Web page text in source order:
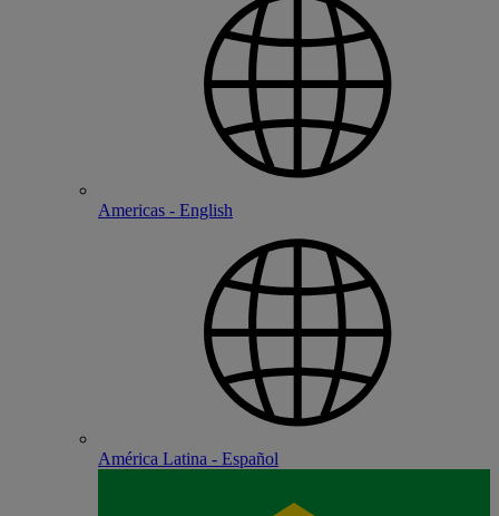
Americas - English
América Latina - Español